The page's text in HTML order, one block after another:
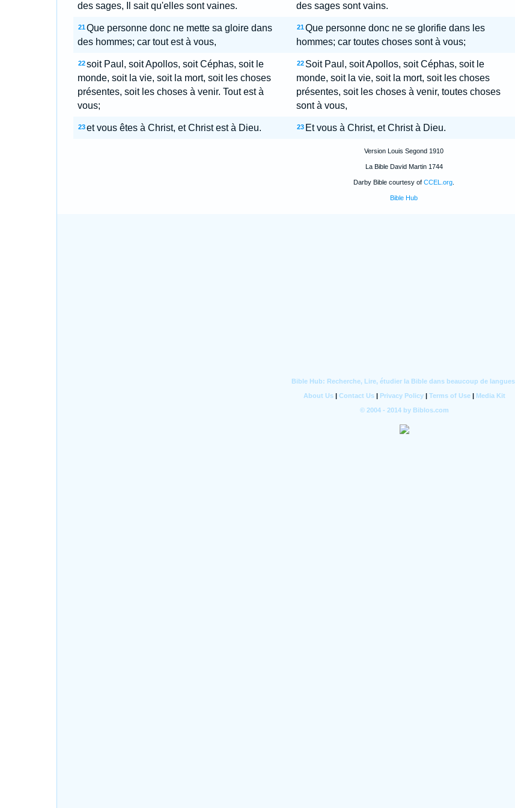
des sages, Il sait qu'elles sont vaines.
des sages sont vains.
21 Que personne donc ne mette sa gloire dans
des hommes; car tout est à vous,
21 Que personne donc ne se glorifie dans les
hommes; car toutes choses sont à vous;
22 soit Paul, soit Apollos, soit Céphas, soit le
monde, soit la vie, soit la mort, soit les choses
présentes, soit les choses à venir. Tout est à
vous;
22 Soit Paul, soit Apollos, soit Céphas, soit le
monde, soit la vie, soit la mort, soit les choses
présentes, soit les choses à venir, toutes choses
sont à vous,
23 et vous êtes à Christ, et Christ est à Dieu. 23 Et vous à Christ, et Christ à Dieu.
Version Louis Segond 1910
La Bible David Martin 1744
Darby Bible courtesy of CCEL.org
Bible Hub